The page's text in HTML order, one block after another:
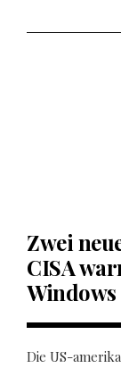
Zwei
CISA
Windows
Die US-